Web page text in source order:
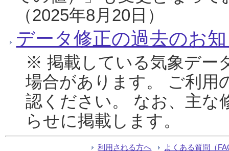
（2025年8月20日）
データ修正の過去のお
※ 掲載している気象デー
場合があります。 ご利用
認ください。 なお、主な
らせに掲載します。
利用される方へ よくある質問（